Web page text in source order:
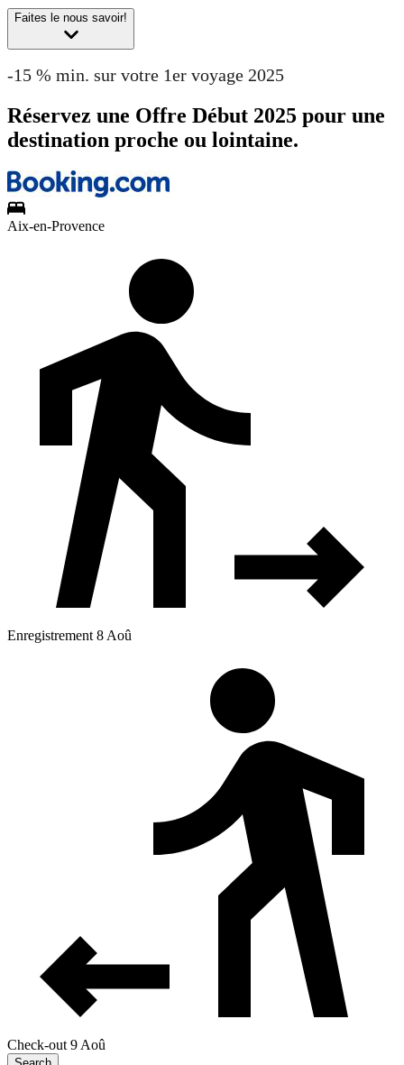
Faites le nous savoir!
-15 % min. sur votre 1er voyage 2025
Réservez une Offre Début 2025 pour une
destination proche ou lointaine.
Aix-en-Provence
Enregistrement 8 Aoû
Check-out 9 Aoû